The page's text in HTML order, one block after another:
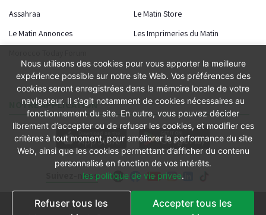
Suivez-nous
Assahraa
Le Matin Store
Le Matin Annonces
Les Imprimeries du Matin
NOTRE APPLICATION
Conditions générales
Nous utilisons des cookies pour vous apporter la meilleure
expérience possible sur notre site Web. Vos préférences des
cookies seront enregistrées dans la mémoire locale de votre
navigateur. Il s’agit notamment de cookies nécessaires au
fonctionnement du site. En outre, vous pouvez décider
librement d’accepter ou de refuser les cookies, et modifier ces
critères à tout moment, pour améliorer la performance du site
Web, ainsi que les cookies permettant d’afficher du contenu
personnalisé en fonction de vos intérêts.
les politique de vie privee.
Refuser tous les
Accepter tous les